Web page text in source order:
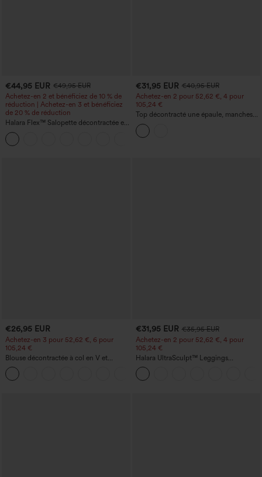
€44,95 EUR €49,95 EUR
Achetez-en 2 et bénéficiez de 10 % de
réduction | Achetez-en 3 et bénéficiez
de 20 % de réduction
Halara Flex™ Salopette décontractée en
denim lavé à encolure en V avec poche
€31,95 EUR €40,95 EUR
Achetez-en 2 pour 52,62 €, 4 pour
105,24 €
Top décontracté une épaule, manches
courtes, ourlet arrondi hi-low,
soutien‑gorge intégré, motif à pois
€26,95 EUR
Achetez-en 3 pour 52,62 €, 6 pour
105,24 €
Blouse décontractée à col en V et
manches courtes bouffantes
€31,95 EUR €35,95 EUR
Achetez-en 2 pour 52,62 €, 4 pour
105,24 €
Halara UltraSculpt™ Leggings
d'entraînement sculptants taille haute,
effet ventre plat, avec poche